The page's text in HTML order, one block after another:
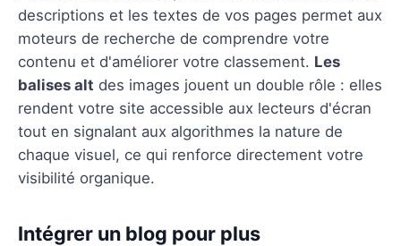
descriptions et les textes de vos pages permet aux
moteurs de recherche de comprendre votre
contenu et d'améliorer votre classement. Les
balises alt des images jouent un double rôle : elles
rendent votre site accessible aux lecteurs d'écran
tout en signalant aux algorithmes la nature de
chaque visuel, ce qui renforce directement votre
visibilité organique.
Intégrer un blog pour plus